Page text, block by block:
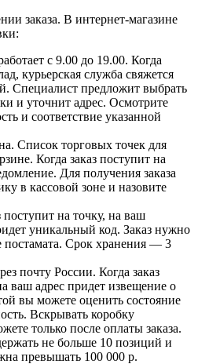
заказа. В интернет-магазине
с 9.00 до 19.00. Когда
курьерская служба свяжется
Специалист предложит выбрать
и уточнит адрес. Осмотрите
и соответствие указанной
Список торговых точек для
Когда заказ поступит на
Для получения заказа
в кассовой зоне и назовите
поступит на точку, на ваш
уникальный код. Заказ нужно
постамата. Срок хранения — 3
почту России. Когда заказ
ваш адрес придет извещение о
вы можете оценить состояние
Вскрывать коробку
только после оплаты заказа.
не больше 10 позиций и
превышать 100 000 р.